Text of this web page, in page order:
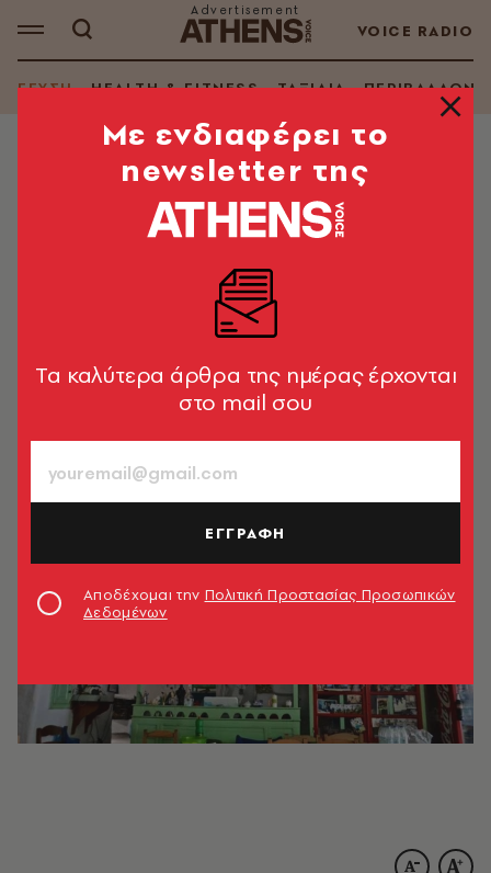
VOICE RADIO
ΓΕΥΣΗ HEALTH & FITNESS ΤΑΞΙΔΙΑ ΠΕΡΙΒΑΛΛΟΝ
Το πιο όμορφο καφενείο της
Το «Μοσχουδάκι» το κουμαντάρουν εδώ και 70 χρόνια
Greek Gastronomy Guide / Γιώργος
Mε ενδιαφέρει το
newsletter της
Tα καλύτερα άρθρα της ημέρας έρχονται
στο mail σου
ΕΓΓΡΑΦΗ
Αποδέχομαι την Πολιτική Προστασίας Προσωπικών
Δεδομένων